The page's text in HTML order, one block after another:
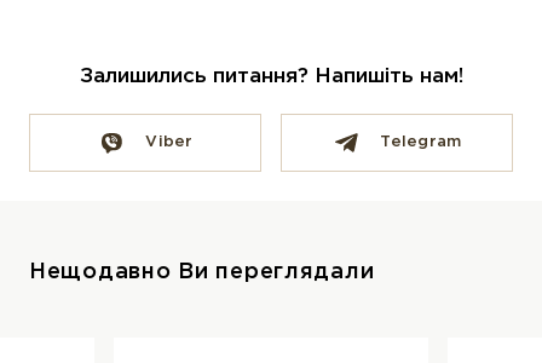
Залишились питання? Напишіть нам!
Viber Telegram
Нещодавно Ви переглядали